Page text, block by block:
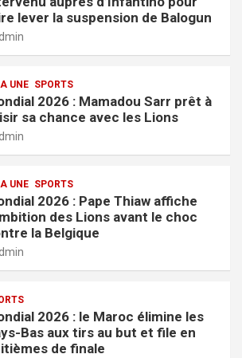
lever la suspension de Balogun
UNE SPORTS
2026 : Mamadou Sarr prêt à
sa chance avec les Lions
UNE SPORTS
2026 : Pape Thiaw affiche
des Lions avant le choc
la Belgique
2026 : le Maroc élimine les
Bas aux tirs au but et file en
de finale